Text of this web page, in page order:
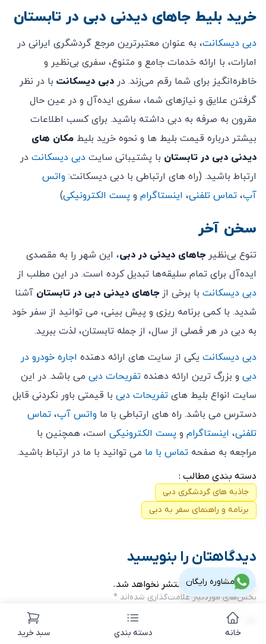
خرید بلیط جاهای دیدنی دبی در تابستان
دبی دیسکانت، به عنوان معتبرترین مرجع گردشگری ایرانی در
امارات، با ارائه خدمات جامع و متنوع، سفری بی‌نظیر و
خاطره‌انگیز برای شما رقم می‌زند. در دبی دیسکانت با در نظر
گرفتن علایق و نیازهای شما، سفری ایده‌آل و در عین حال
مقرون به صرفه به دبی داشته باشید. برای کسب اطلاعات
بیشتر درباره قیمت بلیط ها و نحوه خرید بلیط مکان های
دیدنی دبی در تابستان با پشتیبانی سایت دبی دیسکانت در
ارتباط باشید. (راه های ارتباطی با دبی دیسکانت: واتس
آپ، تماس تلفنی، اینستاگرام و پست الکترونیکی)
سخن آخر
تنوع بی‌نظیرجاهای دیدنی در دبی، این شهر را به مقصدی
ایده‌آل برای تمام سلیقه‌ها تبدیل کرده است. در این مطلب از
دبی دیسکانت با برخی ازجاهای دیدنی دبی در تابستان آشنا
شدید. با کمی برنامه ریزی و پیش بینی، می توانید از سفر خود
به دبی در هر فصلی از سال، از جمله تابستان، لذت ببرید.
دبی دیسکانت یکی از سایت های ارائه دهنده اجاره خودرو در
دبی و بزرگ ترین ارائه دهنده تفریحات دبی می باشد. در این
سایت انواع بلیط های تفریحات دبی با قیمتی باور نکردنی قابل
دسترس می باشد. راه های ارتباطی با ما واتس آپ، تماس
تلفنی، اینستاگرام و پست الکترونیکی است، همچنین با
مراجعه به صفحه تماس با ما می توانید با ما در ارتباط باشید.
دسته بندی مطالب :
جاذبه های گردشگری دبی
برنامه و راهنمای سفر به دبی
دیدگاهتان را بنویسید
نشانی ایمیل شما منتشر نخواهد شد.
بخش‌های موردنیاز علامت‌گذاری شده‌اند *
*
مشاوره رایگان
خانه دسته بندی سبد خرید